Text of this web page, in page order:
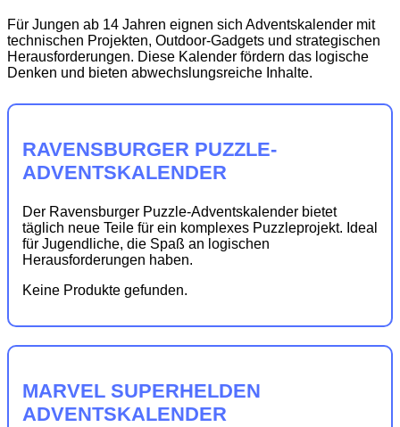
Für Jungen ab 14 Jahren eignen sich Adventskalender mit
technischen Projekten, Outdoor-Gadgets und strategischen
Herausforderungen. Diese Kalender fördern das logische
Denken und bieten abwechslungsreiche Inhalte.
RAVENSBURGER PUZZLE-
ADVENTSKALENDER
Der Ravensburger Puzzle-Adventskalender bietet
täglich neue Teile für ein komplexes Puzzleprojekt. Ideal
für Jugendliche, die Spaß an logischen
Herausforderungen haben.
Keine Produkte gefunden.
MARVEL SUPERHELDEN
ADVENTSKALENDER